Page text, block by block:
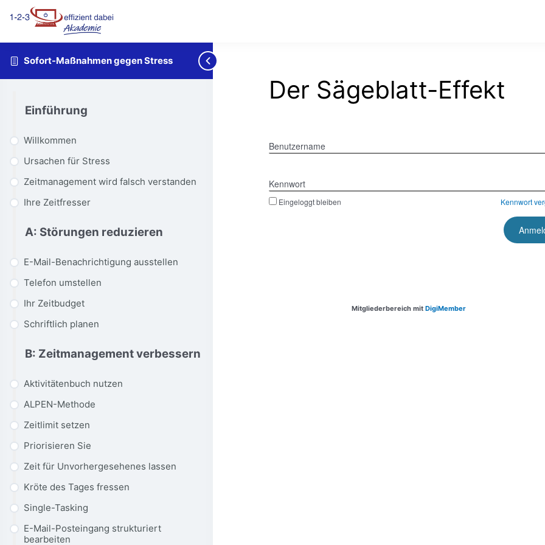
Sofort-Maßnahmen gegen Stress
Einführung
Willkommen
Ursachen für Stress
Zeitmanagement wird falsch verstanden
Ihre Zeitfresser
A: Störungen reduzieren
E-Mail-Benachrichtigung ausstellen
Telefon umstellen
Ihr Zeitbudget
Schriftlich planen
B: Zeitmanagement verbessern
Aktivitätenbuch nutzen
ALPEN-Methode
Zeitlimit setzen
Priorisieren Sie
Zeit für Unvorhergesehenes lassen
Kröte des Tages fressen
Single-Tasking
E-Mail-Posteingang strukturiert
bearbeiten
Der Sägeblatt-Effekt
Benutzername
Kennwort
Eingeloggt bleiben Kennwort
Mitgliederbereich mit DigiMember